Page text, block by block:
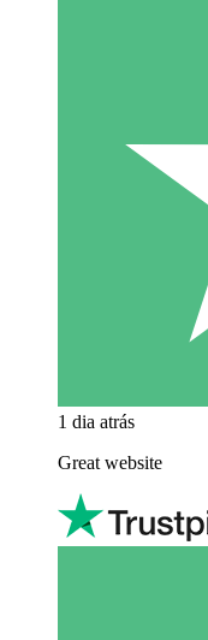
1 dia atrás
Great website